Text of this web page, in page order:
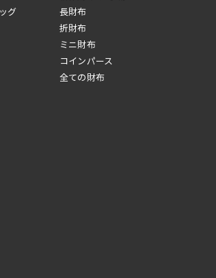
長財布
折財布
ミニ財布
コインパース
全ての財布
グ